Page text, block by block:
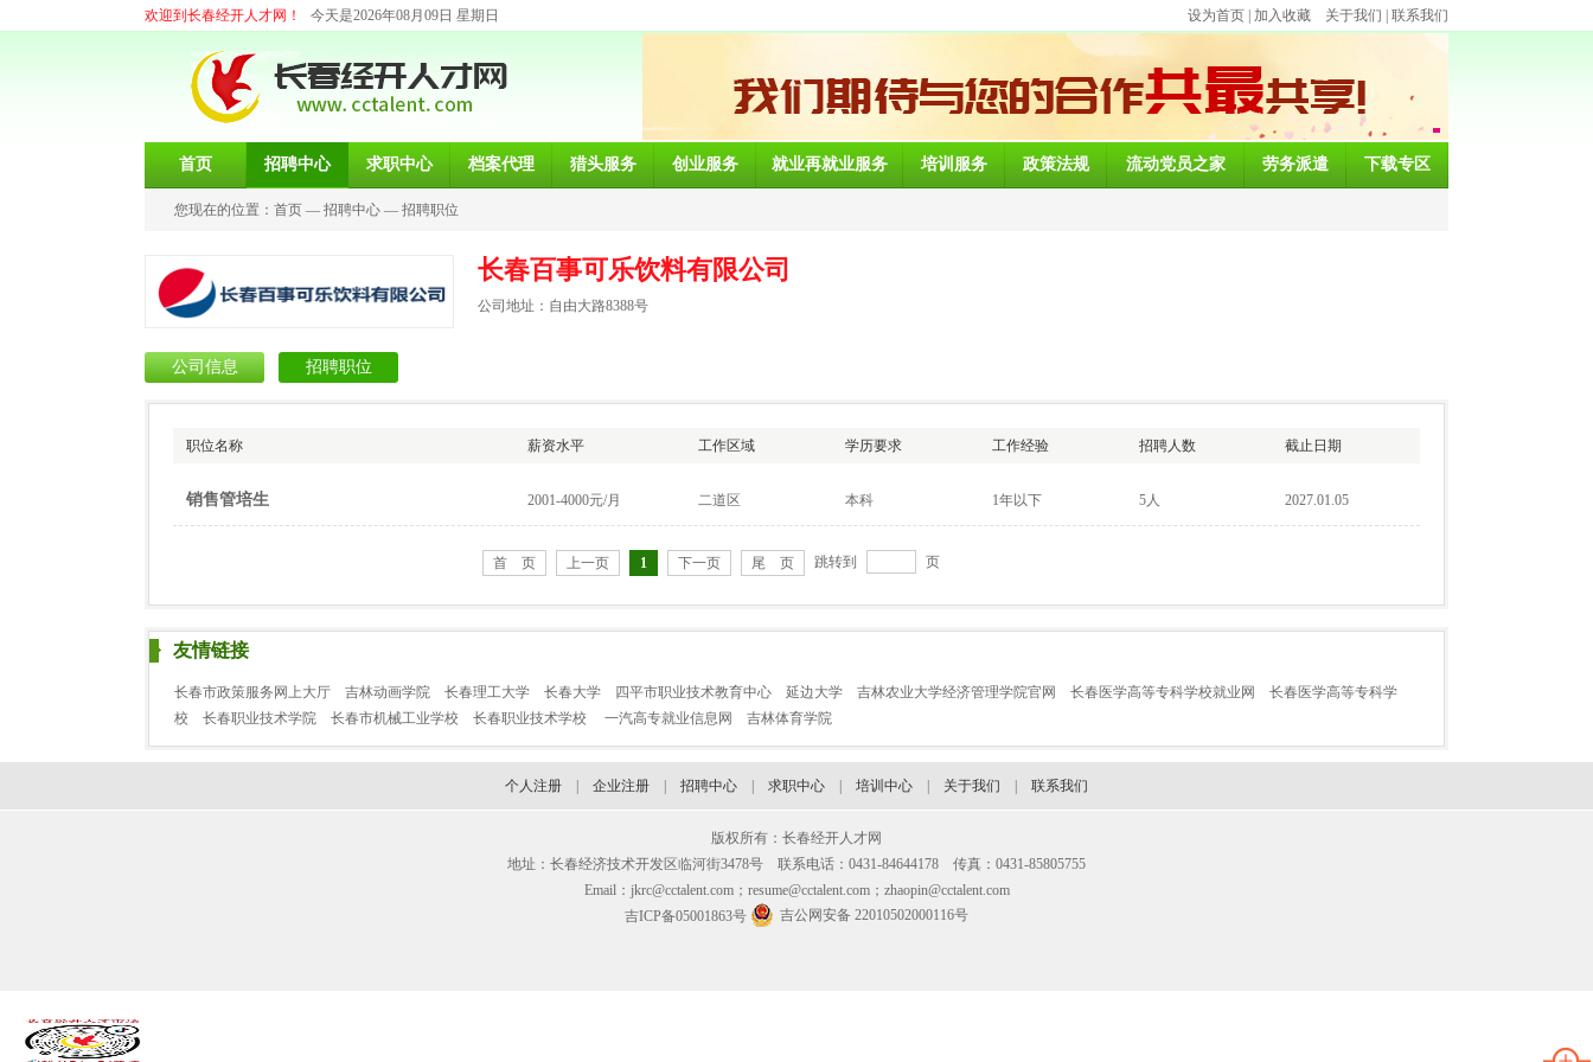
欢迎到长春经开人才网！ 今天是2026年08月09日 星期日 设为首页 加入收藏 关于我们 联系我们
首页 招聘中心 求职中心 档案代理 猎头服务 创业服务 就业再就业服务 培训服务 政策法规 流动党员之家 劳务派遣 下载专区
您现在的位置： 首页 — 招聘中心 — 招聘职位
长春百事可乐饮料有限公司
公司地址：自由大路8388号
公司信息 招聘职位
职位名称 薪资水平 工作区域 学历要求 工作经验 招聘人数 截止日期
销售管培生 2001-4000元/月 二道区 本科 1年以下 5人 2027.01.05
首 页 上一页 1 下一页 尾 页 跳转到 页
友情链接
长春市政策服务网上大厅 吉林动画学院 长春理工大学 长春大学 四平市职业技术教育中心 延边大学 吉林农业大学经济管理学院官网 长春医学高等专科学校就业网
长春医学高等专科学
校
长春职业技术学院 长春市机械工业学校 长春职业技术学校 一汽高专就业信息网 吉林体育学院
个人注册 企业注册 招聘中心 求职中心 培训中心 关于我们 联系我们
版权所有：长春经开人才网
地址：长春经济技术开发区临河街3478号 联系电话：0431-84644178 传真：0431-85805755
Email：jkrc@cctalent.com；resume@cctalent.com；zhaopin@cctalent.com
吉ICP备05001863号
吉公网安备 22010502000116号